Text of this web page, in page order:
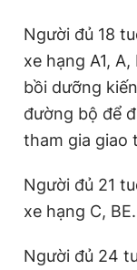
Người đủ 18
xe hạng A1,
bồi dưỡng
đường bộ để
tham gia giao
Người đủ 21
xe hạng C, BE.
Người đủ 24